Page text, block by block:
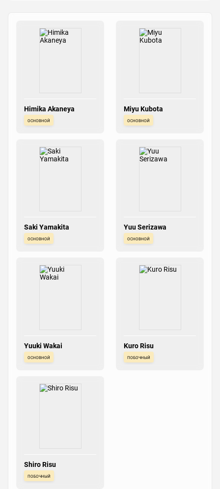
Himika Akaneya
основной
Miyu Kubota
основной
Saki Yamakita
основной
Yuu Serizawa
основной
Yuuki Wakai
основной
Kuro Risu
побочный
Shiro Risu
побочный